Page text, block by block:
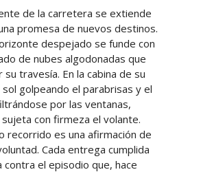
de la carretera se extiende
promesa de nuevos destinos.
despejado se funde con
de nubes algodonadas que
su travesía. En la cabina de su
sol golpeando el parabrisas y el
por las ventanas,
con firmeza el volante.
recorrido es una afirmación de
Cada entrega cumplida
contra el episodio que, hace